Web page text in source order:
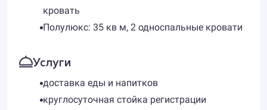
кровать
Полулюкс: 35 кв м, 2 односпальные кровати
Услуги
доставка еды и напитков
круглосуточная стойка регистрации